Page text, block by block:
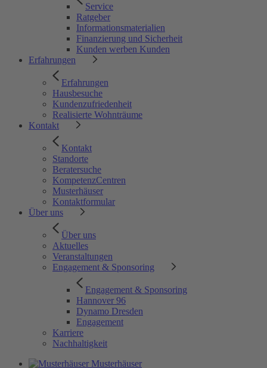
Service
Ratgeber
Informationsmaterialien
Finanzierung und Sicherheit
Kunden werben Kunden
Erfahrungen
Erfahrungen
Hausbesuche
Kundenzufriedenheit
Realisierte Wohnträume
Kontakt
Kontakt
Standorte
Beratersuche
KompetenzCentren
Musterhäuser
Kontaktformular
Über uns
Über uns
Aktuelles
Veranstaltungen
Engagement & Sponsoring
Engagement & Sponsoring
Hannover 96
Dynamo Dresden
Engagement
Karriere
Nachhaltigkeit
Musterhäuser